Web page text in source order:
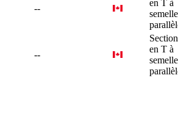
--
en T à
--
en T à